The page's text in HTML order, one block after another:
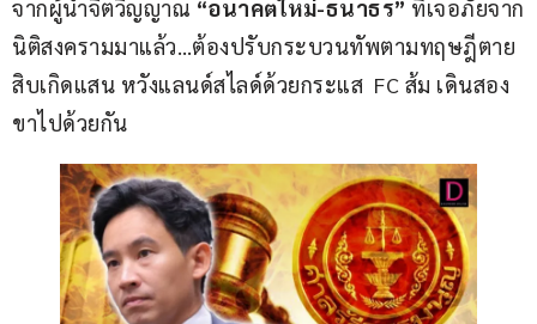
จากผู้นำจิตวิญญาณ “อนาคตใหม่-ธนาธร” ที่เจอภัยจาก
นิติสงครามมาแล้ว…ต้องปรับกระบวนทัพตามทฤษฎีตาย
สิบเกิดแสน หวังแลนด์สไลด์ด้วยกระแส  FC ส้ม เดินสอง
ขาไปด้วยกัน